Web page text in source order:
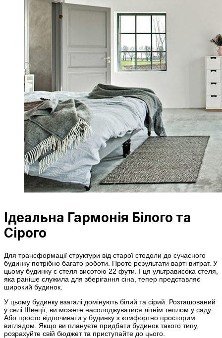
Ідеальна Гармонія Білого та
Сірого
Для трансформації структури від старої стодоли до сучасного
будинку потрібно багато роботи. Проте результати варті витрат. У
цьому будинку є стеля висотою 22 фути. І ця ультрависока стеля,
яка раніше служила для зберігання сіна, тепер представляє
широкий будинок.
У цьому будинку взагалі домінують білий та сірий. Розташований
у селі Швеції, ви можете насолоджуватися літнім теплом у саду.
Або просто відпочивати у будинку з комфортно просторим
виглядом. Якщо ви плануєте придбати будинок такого типу,
розрахуйте свій бюджет та приступайте до цього.